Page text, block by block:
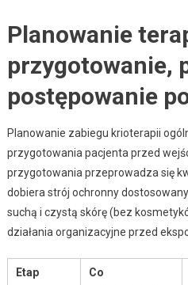
Planowanie
przygotowanie,
postępowanie
Planowanie zabiegu krioterapii
przygotowania pacjenta przed
przygotowania przeprowadza się
dobiera strój ochronny
suchą i czystą skórę (bez
działania organizacyjne przed
Etap
Co